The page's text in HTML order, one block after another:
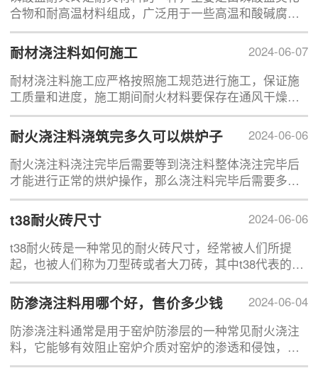
合物和耐高温材料组成，广泛用于一些高温和酸碱腐蚀
性强的场合，目前磷酸盐耐火砖主要有磷酸盐结合高铝
砖和磷酸盐结合高铝耐磨砖两种。
2024-06-07
耐材浇注料如何施工
耐材浇注料施工应严格按照施工规范进行施工，保证施
工质量和进度，施工期间耐火材料要保存在通风干燥
处，夏季施工时，应将耐火浇注料放于阴凉干燥处，禁
止露天暴晒。
2024-06-06
耐火浇注料浇筑完多久可以烘炉子
耐火浇注料浇注完毕后需要等到浇注料整体浇注完毕后
才能进行正常的烘炉操作，那么浇注料完毕后需要多久
才能进行正常的烘炉呢？
2024-06-06
t38耐火砖尺寸
t38耐火砖是一种常见的耐火砖尺寸，经常被人们所提
起，也被人们称为刀型砖或者大刀砖，其中t38代表的是
耐火砖的尺寸，其尺寸为230*114*65/55(mm)，该砖和
t20耐火砖一样都是上厚下薄，从侧面看像一个刀，所以
被人们称为刀型砖，它常被用于窑炉拱形部位的砌筑。
2024-06-04
防渗浇注料用哪个好，售价多少钱
防渗浇注料通常是用于窑炉防渗层的一种常见耐火浇注
料，它能够有效阻止窑炉介质对窑炉的渗透和侵蚀，那
么防渗浇注料用哪个好，售价多少钱呢?